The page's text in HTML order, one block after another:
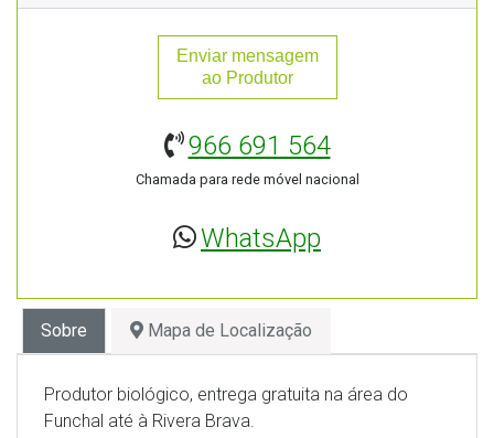
Enviar mensagem
ao Produtor
966 691 564
Chamada para rede móvel nacional
WhatsApp
Sobre Mapa de Localização
Produtor biológico, entrega gratuita na área do
Funchal até à Rivera Brava.